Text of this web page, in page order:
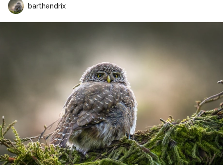
barthendrix